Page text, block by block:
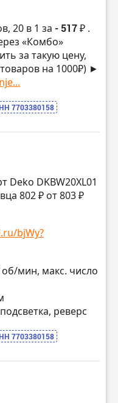
20 в 1 за - 517 ₽ .
«Комбо»
за такую цену,
на 1000₽) ►
7703380158
Deko DKBW20XL01
802 ₽ от 803 ₽
bjWy?
об/мин, макс. число
реверс
7703380158